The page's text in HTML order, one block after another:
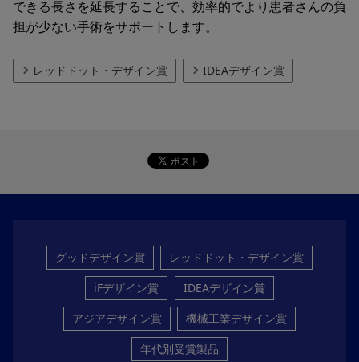
できる長さを延長することで、効率的でより患者さんの負
担が少ない手術をサポートします。
レッドドット・デザイン賞 IDEAデザイン賞
グッドデザイン賞
レッドドット・デザイン賞
iFデザイン賞
IDEAデザイン賞
アジアデザイン賞
機械工業デザイン賞
年代別受賞製品